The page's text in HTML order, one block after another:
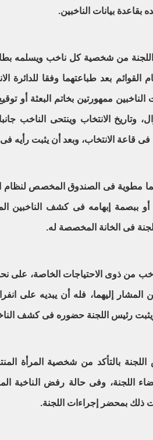
بقاعدة بيانات الناخبين.
من شخصية كل ناخب ويسلمه
القوائم بعد طباعتهما وفقا للدائرة
الناخبين ممهورتين بخاتم البعثة أو
وتاريخ الانتخاب وينتحى الناخب
فى قاعة الانتخاب، وبعد أن يثبت رأيه
مطوية فى الصندوق المخصص لنظام
ببصمة إبهامه فى كشف الناخبين
فى الخانة المخصصة له.
من ذوى الاحتياجات الخاصة، على
المشار إليهما، فله أن يبديه على
ويثبت رئيس اللجنة حضوره فى كشف
بالتأكد من شخصية المرأة
اللجنة، وفى حالة رفض الناخبة
ذلك بمحضر إجراءات اللجنة.